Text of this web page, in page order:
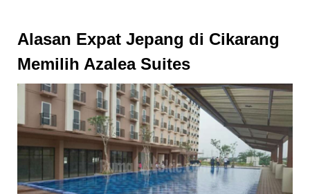
Alasan Expat Jepang di Cikarang
Memilih Azalea Suites